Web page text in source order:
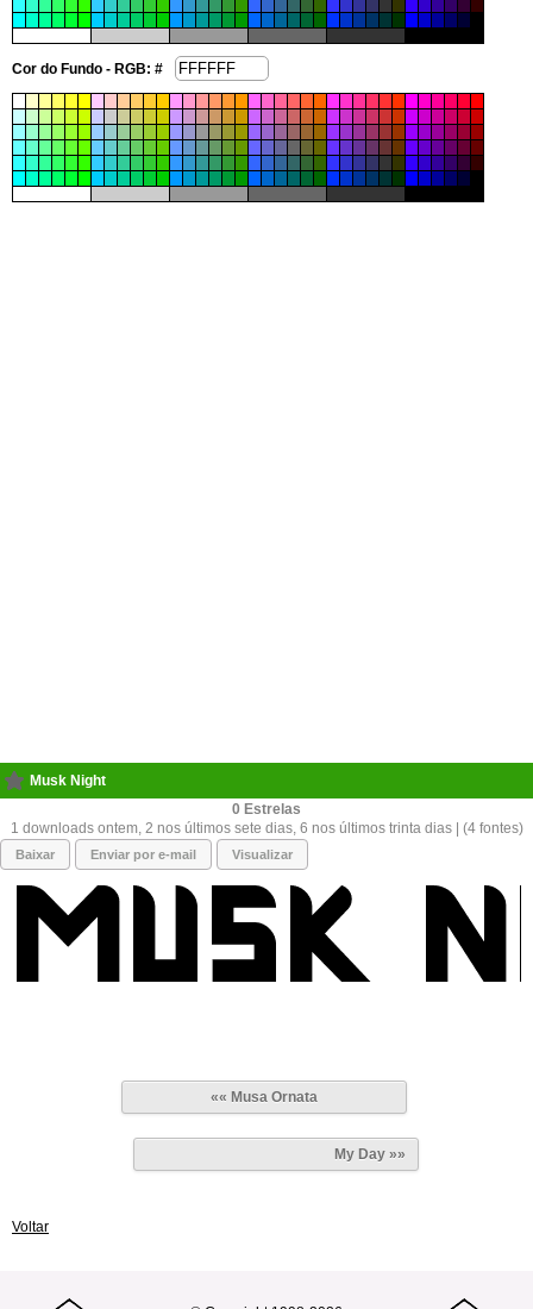
Cor do Fundo - RGB: #
Musk Night
0
1 downloads ontem, 2 nos últimos sete dias, 6 nos últimos trinta dias | (4 fontes)
Baixar Enviar por e-mail Visualizar
«« Musa Ornata
My Day »»
Voltar